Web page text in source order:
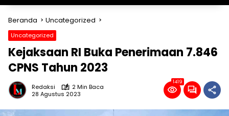
Beranda Uncategorized
Uncategorized
Kejaksaan RI Buka Penerimaan 7.846
CPNS Tahun 2023
Redaksi
2 Min Baca
28 Agustus 2023
1419